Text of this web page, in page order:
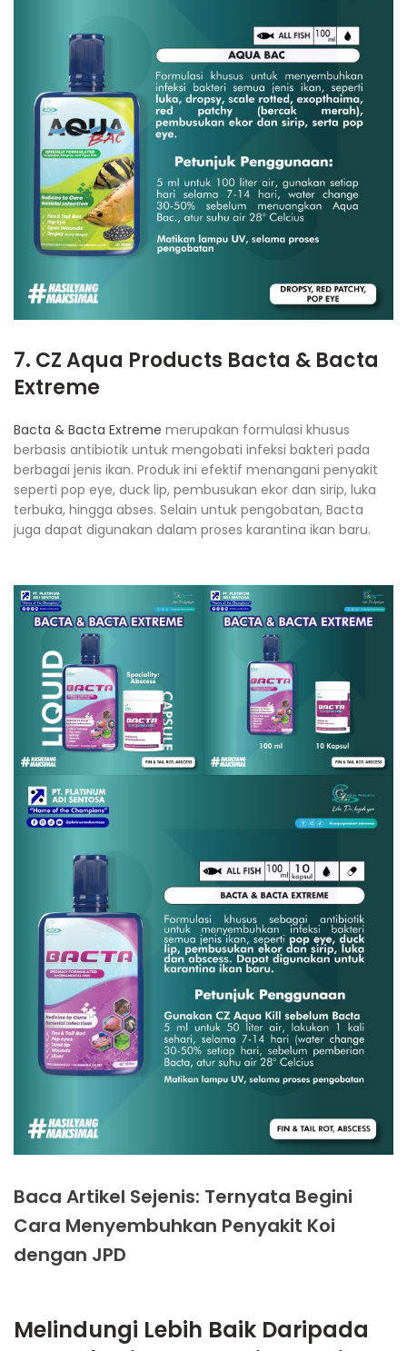
7. CZ Aqua Products Bacta & Bacta
Extreme
Bacta & Bacta Extreme merupakan formulasi khusus
berbasis antibiotik untuk mengobati infeksi bakteri pada
berbagai jenis ikan. Produk ini efektif menangani penyakit
seperti pop eye, duck lip, pembusukan ekor dan sirip, luka
terbuka, hingga abses. Selain untuk pengobatan, Bacta
juga dapat digunakan dalam proses karantina ikan baru.
Baca Artikel Sejenis: Ternyata Begini
Cara Menyembuhkan Penyakit Koi
dengan JPD
Melindungi Lebih Baik Daripada